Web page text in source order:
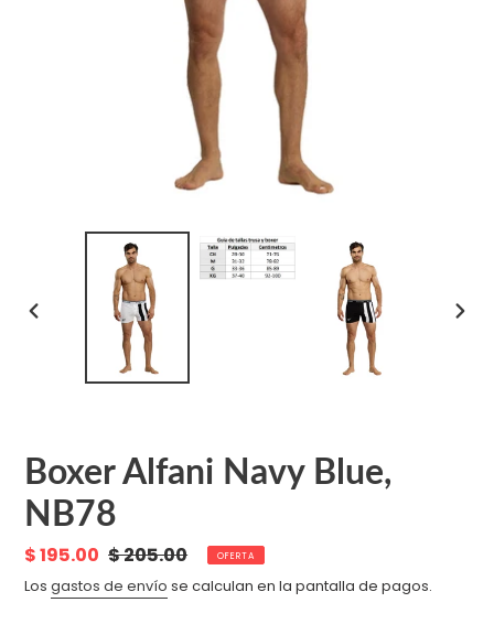
Boxer Alfani Navy Blue,
NB78
Precio
de
$ 195.00 Precio
habitual
$ 205.00 OFERTA
Los gastos de envío se calculan en la pantalla de pagos.